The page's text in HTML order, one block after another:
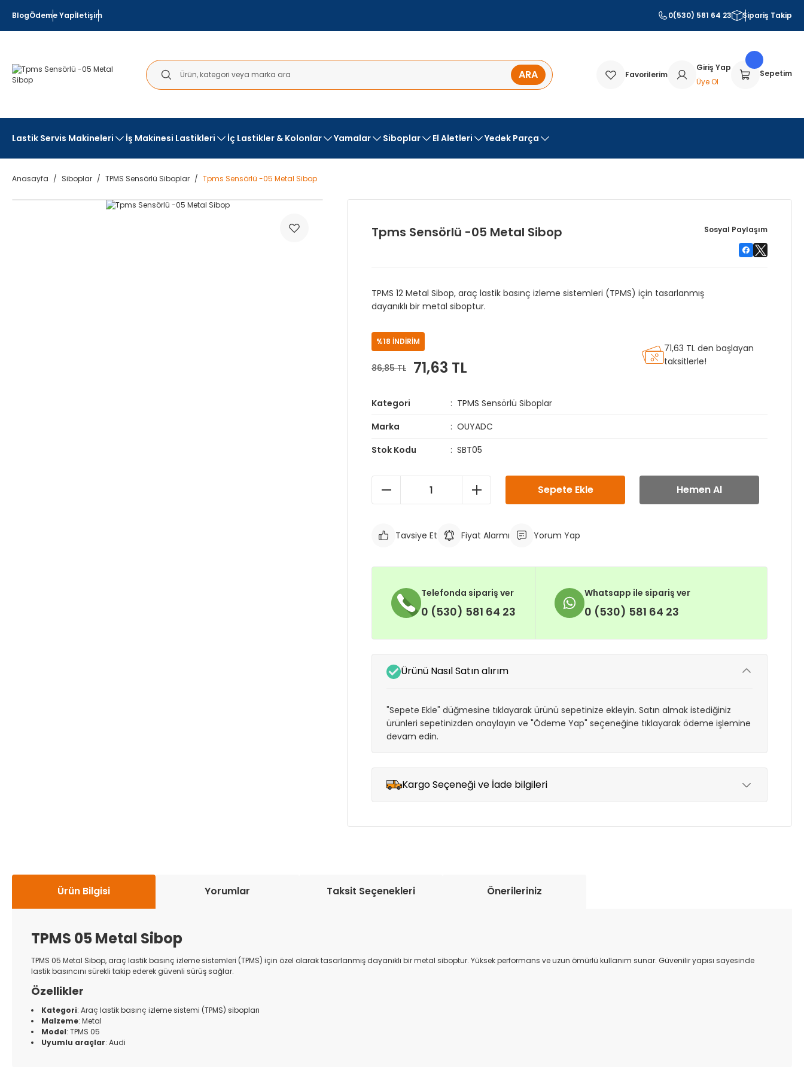
BlogÖdeme Yapİletişim 0(530) 581 64 23 Sipariş Takip
ARA Favorilerim
Giriş Yap
Üye Ol
Sepetim
Lastik Servis Makineleri İş Makinesi Lastikleri İç Lastikler & Kolonlar Yamalar Siboplar El Aletleri Yedek Parça
Anasayfa Siboplar TPMS Sensörlü Siboplar Tpms Sensörlü -05 Metal Sibop
Tpms Sensörlü -05 Metal Sibop Sosyal Paylaşım
TPMS 12 Metal Sibop, araç lastik basınç izleme sistemleri (TPMS) için tasarlanmış
dayanıklı bir metal siboptur.
%18 İNDİRİM
86,85 TL 71,63 TL
71,63 TL den başlayan
taksitlerle!
Kategori
TPMS Sensörlü Siboplar
Marka
OUYADC
Stok Kodu
SBT05
Sepete Ekle Hemen Al
Tavsiye Et Fiyat Alarmı Yorum Yap
Telefonda sipariş ver
0 (530) 581 64 23
Whatsapp ile sipariş ver
0 (530) 581 64 23
Ürünü Nasıl Satın alırım
"Sepete Ekle" düğmesine tıklayarak ürünü sepetinize ekleyin. Satın almak istediğiniz
ürünleri sepetinizden onaylayın ve "Ödeme Yap" seçeneğine tıklayarak ödeme işlemine
devam edin.
Kargo Seçeneği ve İade bilgileri
Ürün Bilgisi Yorumlar Taksit Seçenekleri Önerileriniz
TPMS 05 Metal Sibop
TPMS 05 Metal Sibop, araç lastik basınç izleme sistemleri (TPMS) için özel olarak tasarlanmış dayanıklı bir metal siboptur. Yüksek performans ve uzun ömürlü kullanım sunar. Güvenilir yapısı sayesinde
lastik basıncını sürekli takip ederek güvenli sürüş sağlar.
Özellikler
Kategori: Araç lastik basınç izleme sistemi (TPMS) sibopları
Malzeme: Metal
Model: TPMS 05
Uyumlu araçlar: Audi